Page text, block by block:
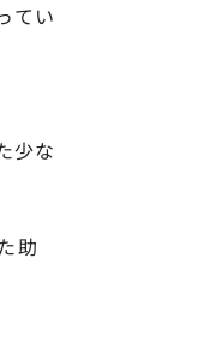
てい
少な
助